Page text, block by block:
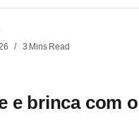
3 Mins Read
e brinca com